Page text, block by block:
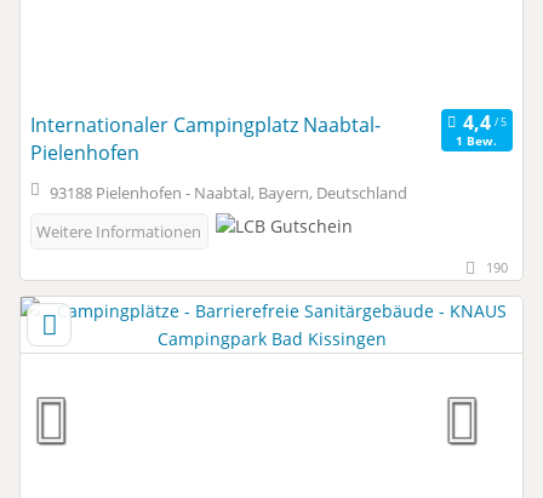
Internationaler Campingplatz Naabtal-
Pielenhofen
1 Bew.
93188 Pielenhofen - Naabtal, Bayern, Deutschland
Weitere Informationen
190